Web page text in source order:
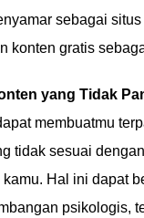
sebagai
konten gratis
yang Tidak
membuatmu
tidak sesuai
Hal ini dapat
psikologis,